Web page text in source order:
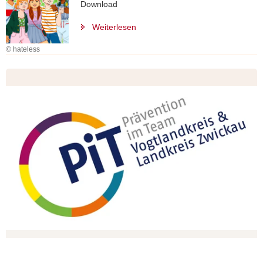
© hateless
Download
Weiterlesen